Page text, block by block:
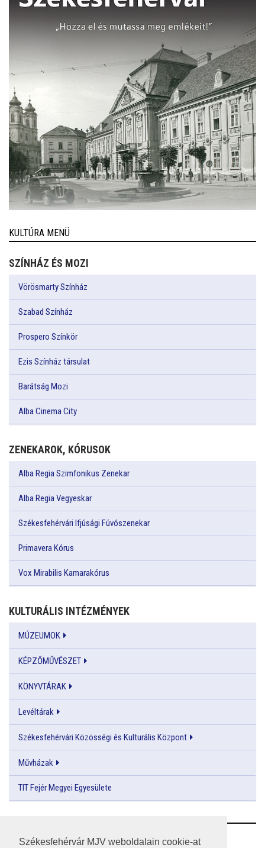
Székesfehérvár MJV weboldalain cookie-at
KULTÚRA MENÜ
SZÍNHÁZ ÉS MOZI
Vörösmarty Színház
Szabad Színház
Prospero Színkör
Ezis Színház társulat
Barátság Mozi
Alba Cinema City
ZENEKAROK, KÓRUSOK
Alba Regia Szimfonikus Zenekar
Alba Regia Vegyeskar
Székesfehérvári Ifjúsági Fúvószenekar
Primavera Kórus
Vox Mirabilis Kamarakórus
KULTURÁLIS INTÉZMÉNYEK
MÚZEUMOK
KÉPZŐMŰVÉSZET
KÖNYVTÁRAK
Levéltárak
Székesfehérvári Közösségi és Kulturális Központ
Művházak
TIT Fejér Megyei Egyesülete
RSS